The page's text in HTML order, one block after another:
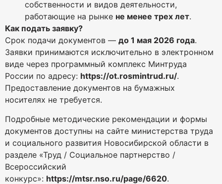
собственности и видов деятельности,
работающие на рынке не менее трех лет.
Как подать заявку?
Срок подачи документов — до 1 мая 2026 года.
Заявки принимаются исключительно в электронном
виде через программный комплекс Минтруда
России по адресу: https://ot.rosmintrud.ru/.
Предоставление документов на бумажных
носителях не требуется.
Подробные методические рекомендации и формы
документов доступны на сайте министерства труда
и социального развития Новосибирской области в
разделе «Труд / Социальное партнерство /
Всероссийский
конкурс»: https://mtsr.nso.ru/page/6620.